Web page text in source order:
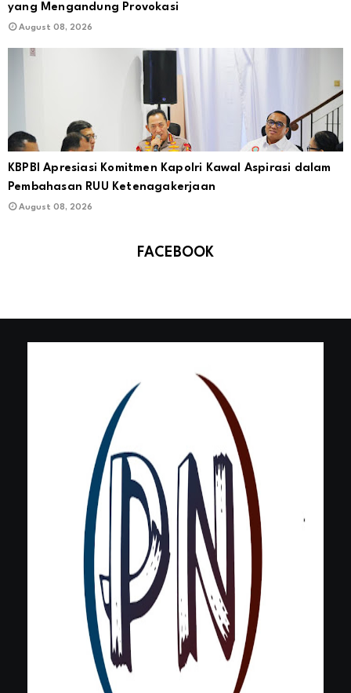
yang Mengandung Provokasi
August 08, 2026
KBPBI Apresiasi Komitmen Kapolri Kawal Aspirasi dalam
Pembahasan RUU Ketenagakerjaan
August 08, 2026
FACEBOOK